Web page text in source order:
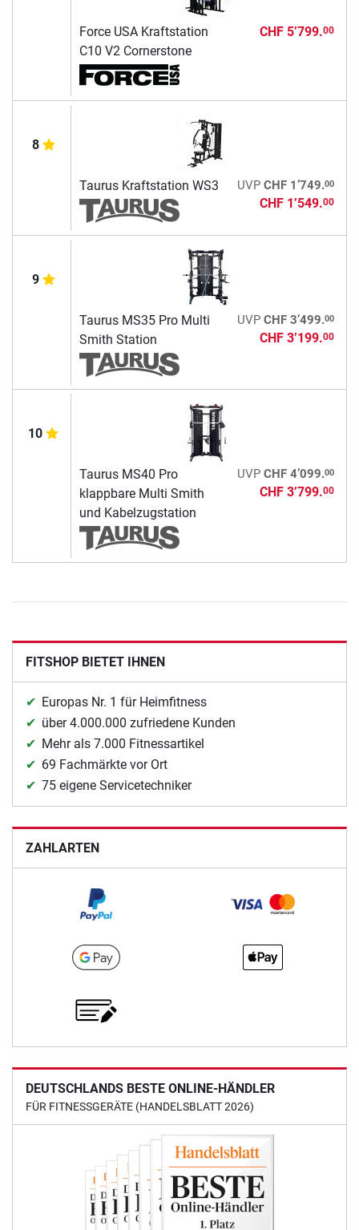
Force USA Kraftstation
C10 V2 Cornerstone
CHF 5’799.00
8
Taurus Kraftstation WS3 UVP CHF 1’749.00
CHF 1’549.00
9
Taurus MS35 Pro Multi
Smith Station
UVP CHF 3’499.00
CHF 3’199.00
10
Taurus MS40 Pro
klappbare Multi Smith
und Kabelzugstation
UVP CHF 4’099.00
CHF 3’799.00
FITSHOP BIETET IHNEN
Europas Nr. 1 für Heimfitness
über 4.000.000 zufriedene Kunden
Mehr als 7.000 Fitnessartikel
69 Fachmärkte vor Ort
75 eigene Servicetechniker
ZAHLARTEN
DEUTSCHLANDS BESTE ONLINE-HÄNDLER
FÜR FITNESSGERÄTE (HANDELSBLATT 2026)